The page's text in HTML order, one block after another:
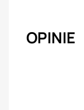
OPINIE